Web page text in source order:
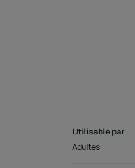
Utilisable par
Adultes